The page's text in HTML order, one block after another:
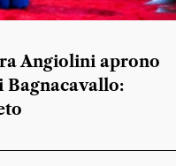
Angiolini aprono
Bagnacavallo: